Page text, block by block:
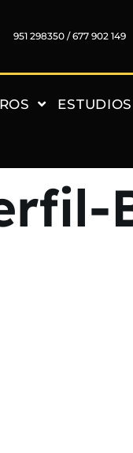
951 298350 / 677 902 149
ESTUDIOS